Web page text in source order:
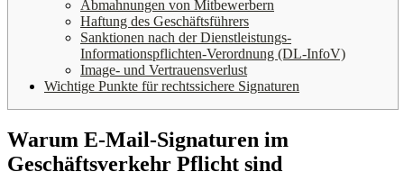
Abmahnungen von Mitbewerbern
Haftung des Geschäftsführers
Sanktionen nach der Dienstleistungs-
Informationspflichten-Verordnung (DL-InfoV)
Image- und Vertrauensverlust
Wichtige Punkte für rechtssichere Signaturen
Warum E-Mail-Signaturen im
Geschäftsverkehr Pflicht sind